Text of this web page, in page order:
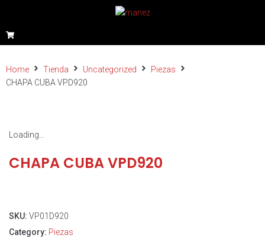
Home Tienda Uncategorized
Piezas
CHAPA CUBA VPD920
Loading...
CHAPA CUBA VPD920
SKU: VP01D920
Category: Piezas